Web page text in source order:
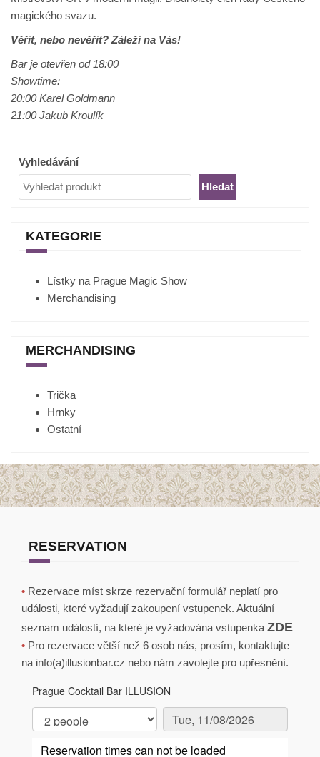
magického svazu.
Věřit, nebo nevěřit? Záleží na Vás!
Bar je otevřen od 18:00
Showtime:
20:00 Karel Goldmann
21:00 Jakub Kroulík
Vyhledávání
Hledat
KATEGORIE
Lístky na Prague Magic Show
Merchandising
MERCHANDISING
Trička
Hrnky
Ostatní
RESERVATION
• Rezervace míst skrze rezervační formulář neplatí pro
události, které vyžadují zakoupení vstupenek. Aktuální
seznam událostí, na které je vyžadována vstupenka ZDE
• Pro rezervace větší než 6 osob nás, prosím, kontaktujte
na info(a)illusionbar.cz nebo nám zavolejte pro upřesnění.